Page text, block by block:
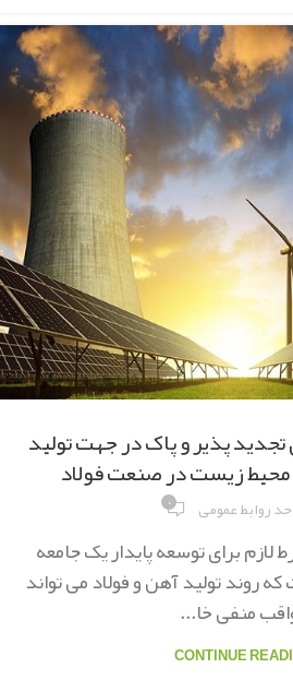
تجدید پذیر و پاک در جهت تولید
محیط زیست در صنعت فولاد
روابط عمومی ۰
برای توسعه پایدار یک جامعه
روند تولید آهن و فولاد می تواند
منفی خا...
CONTINUE